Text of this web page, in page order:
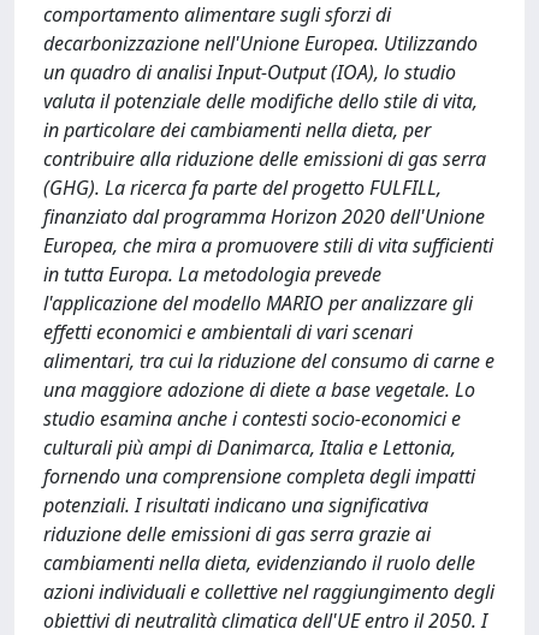
comportamento alimentare sugli sforzi di
decarbonizzazione nell'Unione Europea. Utilizzando
un quadro di analisi Input-Output (IOA), lo studio
valuta il potenziale delle modifiche dello stile di vita,
in particolare dei cambiamenti nella dieta, per
contribuire alla riduzione delle emissioni di gas serra
(GHG). La ricerca fa parte del progetto FULFILL,
finanziato dal programma Horizon 2020 dell'Unione
Europea, che mira a promuovere stili di vita sufficienti
in tutta Europa. La metodologia prevede
l'applicazione del modello MARIO per analizzare gli
effetti economici e ambientali di vari scenari
alimentari, tra cui la riduzione del consumo di carne e
una maggiore adozione di diete a base vegetale. Lo
studio esamina anche i contesti socio-economici e
culturali più ampi di Danimarca, Italia e Lettonia,
fornendo una comprensione completa degli impatti
potenziali. I risultati indicano una significativa
riduzione delle emissioni di gas serra grazie ai
cambiamenti nella dieta, evidenziando il ruolo delle
azioni individuali e collettive nel raggiungimento degli
obiettivi di neutralità climatica dell'UE entro il 2050. I